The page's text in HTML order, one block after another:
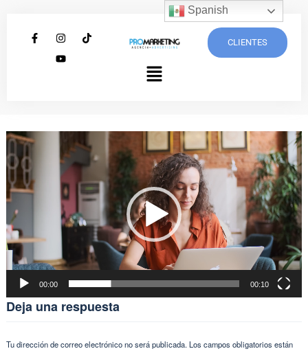
CLIENTES
Reproductor
de
vídeo
00:00 00:10
Deja una respuesta
Tu dirección de correo electrónico no será publicada.Los campos obligatorios están
Spanish